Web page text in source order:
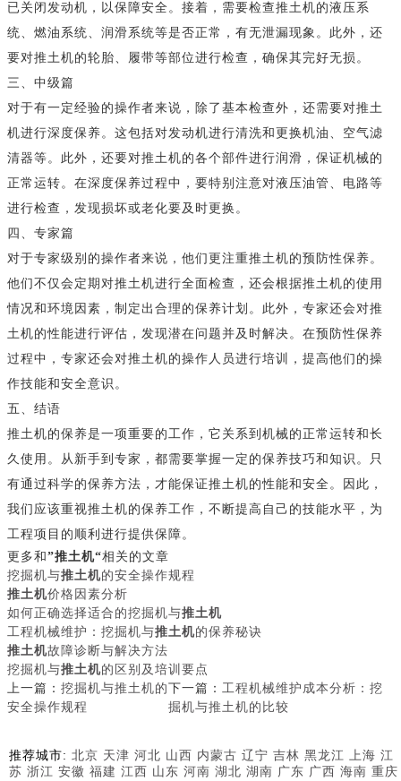
已关闭发动机，以保障安全。接着，需要检查推土机的液压系
统、燃油系统、润滑系统等是否正常，有无泄漏现象。此外，还
要对推土机的轮胎、履带等部位进行检查，确保其完好无损。
三、中级篇
对于有一定经验的操作者来说，除了基本检查外，还需要对推土
机进行深度保养。这包括对发动机进行清洗和更换机油、空气滤
清器等。此外，还要对推土机的各个部件进行润滑，保证机械的
正常运转。在深度保养过程中，要特别注意对液压油管、电路等
进行检查，发现损坏或老化要及时更换。
四、专家篇
对于专家级别的操作者来说，他们更注重推土机的预防性保养。
他们不仅会定期对推土机进行全面检查，还会根据推土机的使用
情况和环境因素，制定出合理的保养计划。此外，专家还会对推
土机的性能进行评估，发现潜在问题并及时解决。在预防性保养
过程中，专家还会对推土机的操作人员进行培训，提高他们的操
作技能和安全意识。
五、结语
推土机的保养是一项重要的工作，它关系到机械的正常运转和长
久使用。从新手到专家，都需要掌握一定的保养技巧和知识。只
有通过科学的保养方法，才能保证推土机的性能和安全。因此，
我们应该重视推土机的保养工作，不断提高自己的技能水平，为
工程项目的顺利进行提供保障。
更多和 ”推土机“相关的文章
挖掘机与推土机的安全操作规程
推土机价格因素分析
如何正确选择适合的挖掘机与推土机
工程机械维护：挖掘机与推土机的保养秘诀
推土机故障诊断与解决方法
挖掘机与推土机的区别及培训要点
上一篇： 挖掘机与推土机的
安全操作规程
下一篇： 工程机械维护成本分析：挖
掘机与推土机的比较
推荐城市: 北京 天津 河北 山西 内蒙古 辽宁 吉林 黑龙江 上海 江
苏 浙江 安徽 福建 江西 山东 河南 湖北 湖南 广东 广西 海南 重庆